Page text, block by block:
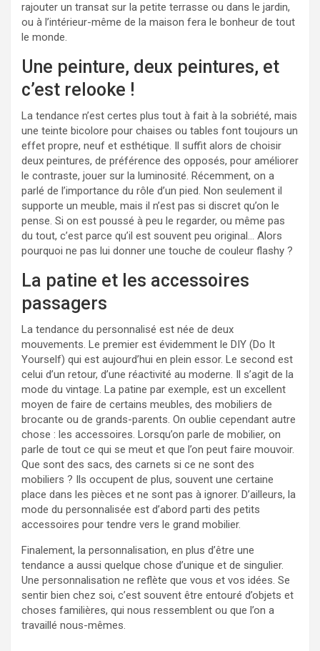
rajouter un transat sur la petite terrasse ou dans le jardin,
ou à l’intérieur-même de la maison fera le bonheur de tout
le monde.
Une peinture, deux peintures, et
c’est relooke !
La tendance n’est certes plus tout à fait à la sobriété, mais
une teinte bicolore pour chaises ou tables font toujours un
effet propre, neuf et esthétique. Il suffit alors de choisir
deux peintures, de préférence des opposés, pour améliorer
le contraste, jouer sur la luminosité. Récemment, on a
parlé de l’importance du rôle d’un pied. Non seulement il
supporte un meuble, mais il n’est pas si discret qu’on le
pense. Si on est poussé à peu le regarder, ou même pas
du tout, c’est parce qu’il est souvent peu original… Alors
pourquoi ne pas lui donner une touche de couleur flashy ?
La patine et les accessoires
passagers
La tendance du personnalisé est née de deux
mouvements. Le premier est évidemment le DIY (Do It
Yourself) qui est aujourd’hui en plein essor. Le second est
celui d’un retour, d’une réactivité au moderne. Il s’agit de la
mode du vintage. La patine par exemple, est un excellent
moyen de faire de certains meubles, des mobiliers de
brocante ou de grands-parents. On oublie cependant autre
chose : les accessoires. Lorsqu’on parle de mobilier, on
parle de tout ce qui se meut et que l’on peut faire mouvoir.
Que sont des sacs, des carnets si ce ne sont des
mobiliers ? Ils occupent de plus, souvent une certaine
place dans les pièces et ne sont pas à ignorer. D’ailleurs, la
mode du personnalisée est d’abord parti des petits
accessoires pour tendre vers le grand mobilier.
Finalement, la personnalisation, en plus d’être une
tendance a aussi quelque chose d’unique et de singulier.
Une personnalisation ne reflète que vous et vos idées. Se
sentir bien chez soi, c’est souvent être entouré d’objets et
choses familières, qui nous ressemblent ou que l’on a
travaillé nous-mêmes.